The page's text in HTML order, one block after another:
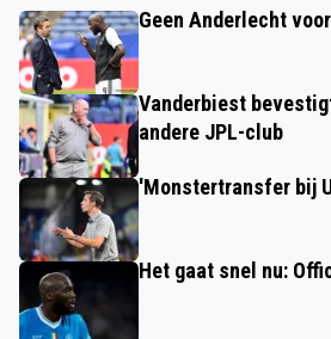
Geen Anderlecht
Vanderbiest
andere JPL-club
'Monstertransfer bij
Het gaat snel nu: